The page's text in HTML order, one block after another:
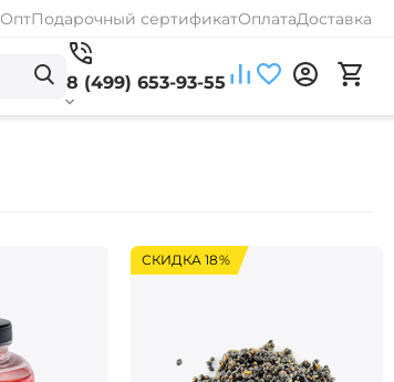
ОптПодарочный сертификатОплатаДоставка
8 (499) 653-93-55
СКИДКА 18%